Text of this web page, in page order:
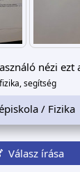
nézi ezt
fizika, segítség
/ Fizika
Válasz írása